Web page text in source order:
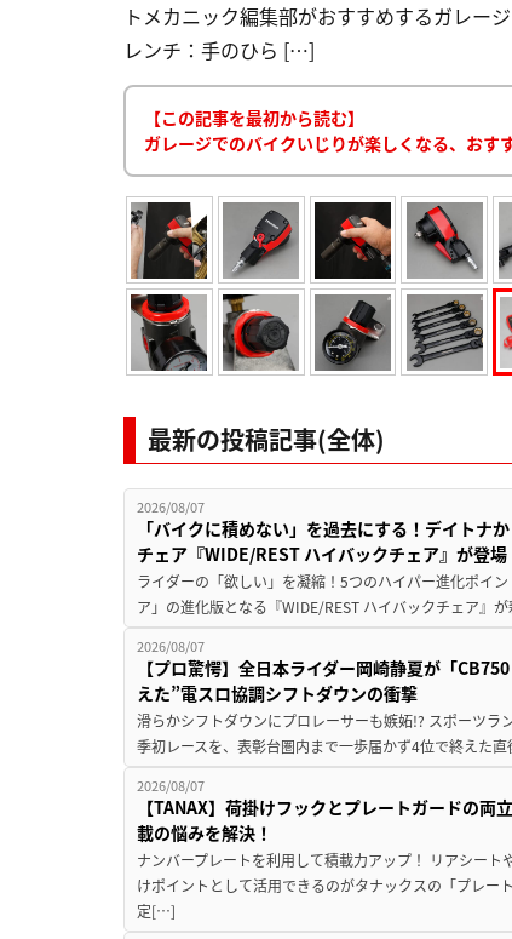
トメカニック編集部がおすすめするガレー
レンチ：手のひら […]
【この記事を最初から読む】
ガレージでのバイクいじりが楽しくなる、おす
最新の投稿記事(全体)
2026/08/07
「バイクに積めない」を過去にする！デイトナ
チェア『WIDE/REST ハイバックチェア』が登場
ライダーの「欲しい」を凝縮！5つのハイパー進化ポイ
ア」の進化版となる『WIDE/REST ハイバックチェア』
2026/08/07
【プロ驚愕】全日本ライダー岡崎静夏が「
えた”電スロ協調シフトダウンの衝撃
滑らかシフトダウンにプロレーサーも嫉妬!? スポーツラ
季初レースを、表彰台圏内まで一歩届かず4位で終えた
2026/08/07
【TANAX】荷掛けフックとプレートガードの
載の悩みを解決！
ナンバープレートを利用して積載力アップ！ リアシー
けポイントとして活用できるのがタナックスの「プレー
定[…]